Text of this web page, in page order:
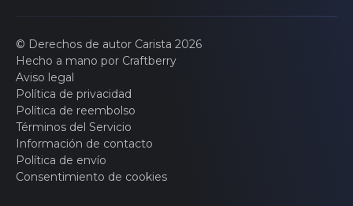
© Derechos de autor Carista 2026
Hecho a mano por Craftberry
Aviso legal
Política de privacidad
Política de reembolso
Términos del Servicio
Información de contacto
Política de envío
Consentimiento de cookies